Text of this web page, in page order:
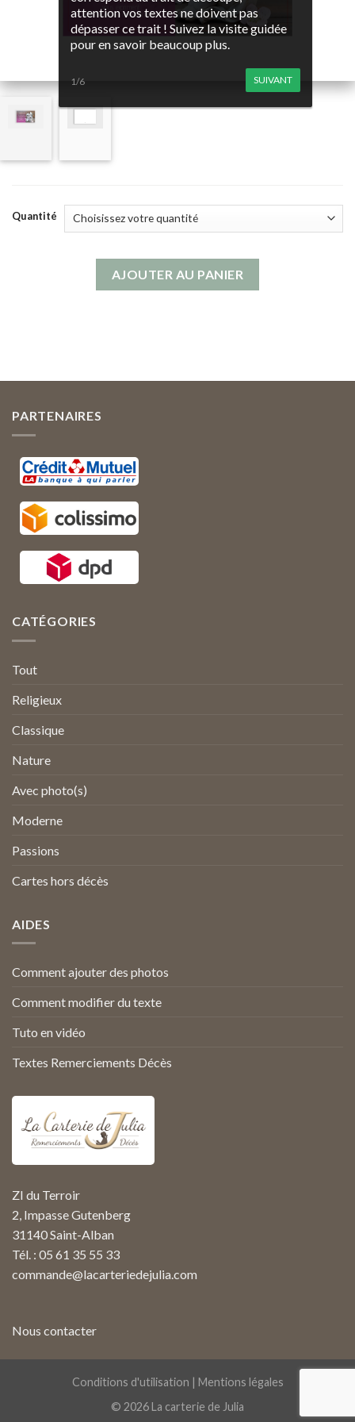
Quantité
AJOUTER AU PANIER
PARTENAIRES
CATÉGORIES
Tout
Religieux
Classique
Nature
Avec photo(s)
Moderne
Passions
Cartes hors décès
AIDES
Comment ajouter des photos
Comment modifier du texte
Tuto en vidéo
Textes Remerciements Décès
ZI du Terroir
2, Impasse Gutenberg
31140 Saint-Alban
Tél. : 05 61 35 55 33
commande@lacarteriedejulia.com
Nous contacter
Conditions d'utilisation | Mentions légales
© 2026 La carterie de Julia
attention vos textes ne doivent pas
dépasser ce trait ! Suivez la visite guidée
pour en savoir beaucoup plus.
SUIVANT
1/6